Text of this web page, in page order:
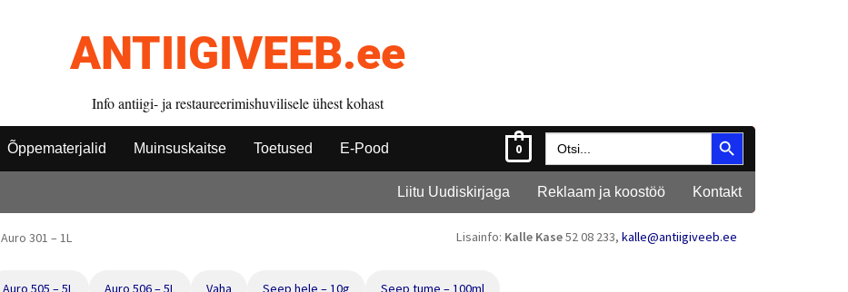
ANTIIGIVEEB.ee
Info antiigi- ja restaureerimishuvilisele ühest kohast
Õppematerjalid Muinsuskaitse Toetused E-Pood 0
Search
for:
Search Button
Liitu Uudiskirjaga Reklaam ja koostöö Kontakt
Auro 301 – 1L Lisainfo: Kalle Kase52 08 233, kalle@antiigiveeb.ee
Auro 505 – 5L Auro 506 – 5L Vaha Seep hele – 10g Seep tume – 100ml